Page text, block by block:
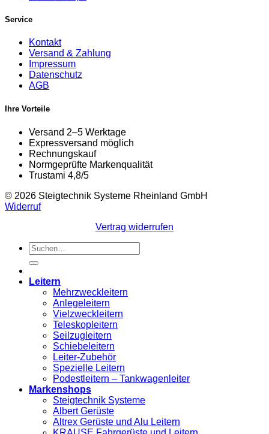
Service
Kontakt
Versand & Zahlung
Impressum
Datenschutz
AGB
Ihre Vorteile
Versand 2–5 Werktage
Expressversand möglich
Rechnungskauf
Normgeprüfte Markenqualität
Trustami 4,8/5
© 2026 Steigtechnik Systeme Rheinland GmbH
Widerruf
Vertrag widerrufen
Suchen
nach:
Leitern
Mehrzweckleitern
Anlegeleitern
Vielzweckleitern
Teleskopleitern
Seilzugleitern
Schiebeleitern
Leiter-Zubehör
Spezielle Leitern
Podestleitern – Tankwagenleiter
Markenshops
Steigtechnik Systeme
Albert Gerüste
Altrex Gerüste und Alu Leitern